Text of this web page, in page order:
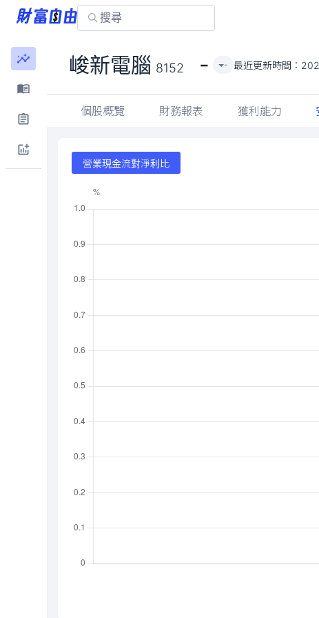
峻新電腦 8152 - - 最近更新時間：
個股概覽 財務報表 獲利能力
營業現金流對淨利比